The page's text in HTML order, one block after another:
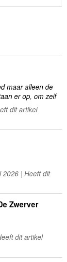
maar alleen de
er op, om zelf
dit artikel
| Heeft dit
Zwerver
dit artikel